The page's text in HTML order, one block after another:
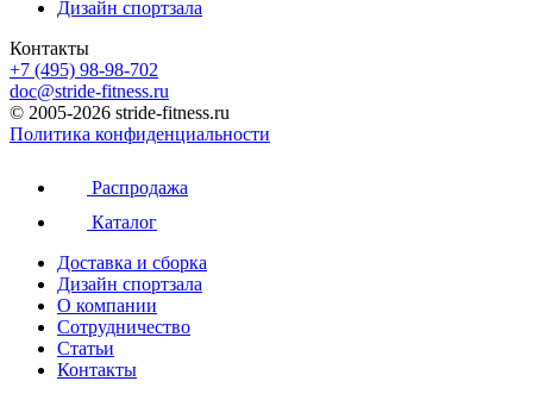
Дизайн спортзала
Контакты
+7 (495) 98-98-702
doc@stride-fitness.ru
© 2005-2026 stride-fitness.ru
Политика конфиденциальности
Распродажа
Каталог
Доставка и сборка
Дизайн спортзала
О компании
Сотрудничество
Статьи
Контакты